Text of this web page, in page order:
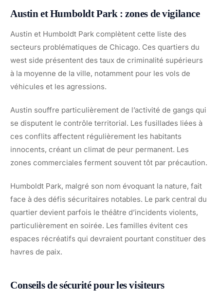
Austin et Humboldt Park : zones de vigilance
Austin et Humboldt Park complètent cette liste des
secteurs problématiques de Chicago. Ces quartiers du
west side présentent des taux de criminalité supérieurs
à la moyenne de la ville, notamment pour les vols de
véhicules et les agressions.
Austin souffre particulièrement de l’activité de gangs qui
se disputent le contrôle territorial. Les fusillades liées à
ces conflits affectent régulièrement les habitants
innocents, créant un climat de peur permanent. Les
zones commerciales ferment souvent tôt par précaution.
Humboldt Park, malgré son nom évoquant la nature, fait
face à des défis sécuritaires notables. Le park central du
quartier devient parfois le théâtre d’incidents violents,
particulièrement en soirée. Les familles évitent ces
espaces récréatifs qui devraient pourtant constituer des
havres de paix.
Conseils de sécurité pour les visiteurs